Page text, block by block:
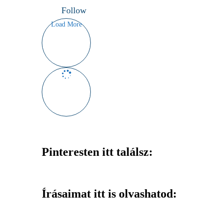
Follow
Load More
Pinteresten itt találsz:
Írásaimat itt is olvashatod: